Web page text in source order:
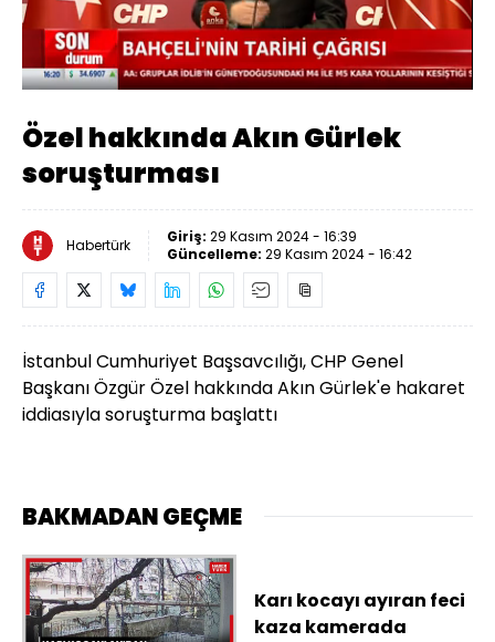
Sesi
Aç
Yüklendi:
11.65%
Oynatma
Hızı
Özel hakkında Akın Gürlek
soruşturması
Habertürk Giriş: 29 Kasım 2024 - 16:39
Güncelleme: 29 Kasım 2024 - 16:42
İstanbul Cumhuriyet Başsavcılığı, CHP Genel
Başkanı Özgür Özel hakkında Akın Gürlek'e hakaret
iddiasıyla soruşturma başlattı
BAKMADAN GEÇME
Karı kocayı ayıran feci
kaza kamerada